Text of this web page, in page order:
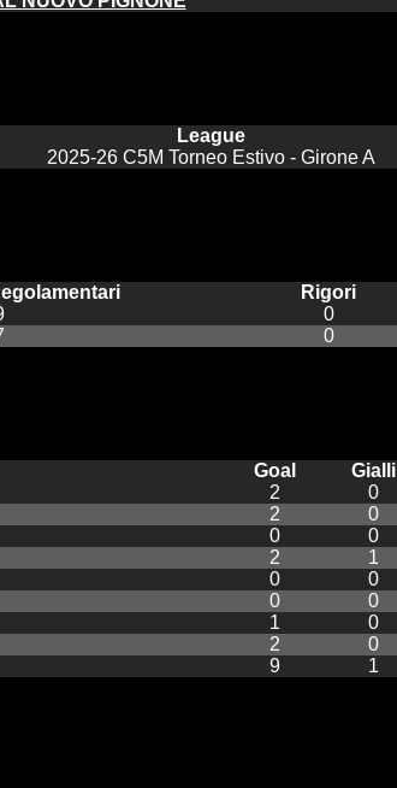
League
2025-26 C5M Torneo Estivo - Girone A
Rigori
0
0
Goal Gialli
2 0
2 0
0 0
2 1
0 0
0 0
1 0
2 0
9 1